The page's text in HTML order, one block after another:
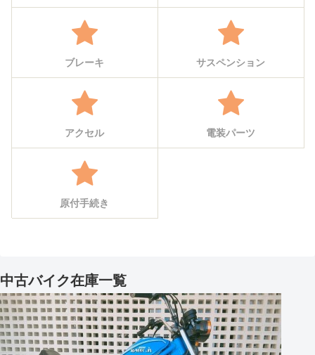
ブレーキ サスペンション
アクセル 電装パーツ
原付手続き
中古バイク在庫一覧